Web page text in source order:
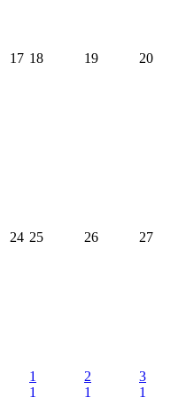
17 18 19 20
24 25 26 27
1
1
2
1
3
1